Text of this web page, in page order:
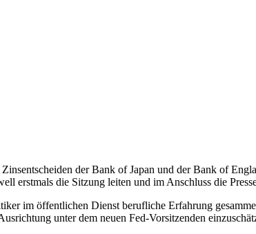
der Bank of Japan und der Bank of
erstmals die Sitzung leiten und im Anschluss die
im öffentlichen Dienst berufliche Erfahrung
unter dem neuen Fed-Vorsitzenden